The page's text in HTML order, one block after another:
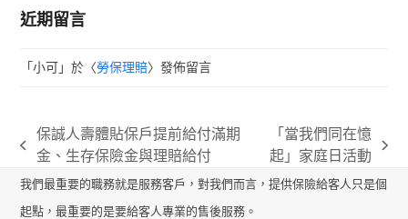
近期留言
「小可 」於〈勞保理賠〉發佈留言
previous
post:
保誠人壽體貼保戶提前給付滿期
金、生存保險金與理賠給付
next
post:
「當我們同在憶
起」家庭日活動
我們最重要的職務就是服務客戶，對我們而言，提供保險給客人只是個
起點，最重要的是要給客人專業的售後服務。